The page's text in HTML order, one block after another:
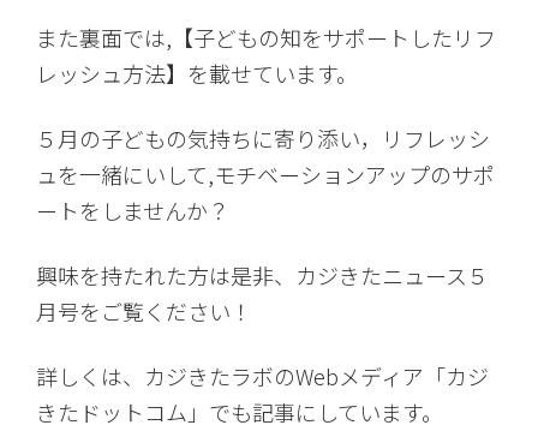
また裏面では,【子どもの知をサポートしたリフ
レッシュ方法】を載せています。
５月の子どもの気持ちに寄り添い，リフレッシ
ュを一緒にいして,モチベーションアップのサポ
ートをしませんか？
興味を持たれた方は是非、カジきたニュース５
月号をご覧ください！
詳しくは、カジきたラボのWebメディア「カジ
きたドットコム」でも記事にしています。